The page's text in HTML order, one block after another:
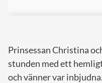
Prinsessan Christina
stunden med ett
och vänner var inbjudna.